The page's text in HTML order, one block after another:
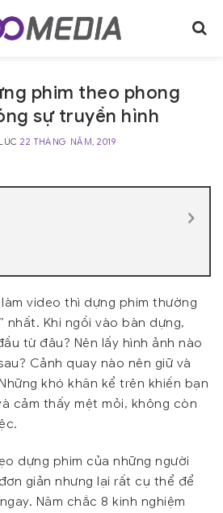
phim theo phong
sự truyền hình
22 THÁNG NĂM, 2019
video thì dựng phim thường
nhất. Khi ngồi vào bàn dựng,
từ đâu? Nên lấy hình ảnh nào
Cảnh quay nào nên giữ và
khó khăn kể trên khiến bạn
cảm thấy mệt mỏi, không còn
dựng phim của những người
giản nhưng lại rất cụ thể để
Năm chắc 8 kinh nghiệm